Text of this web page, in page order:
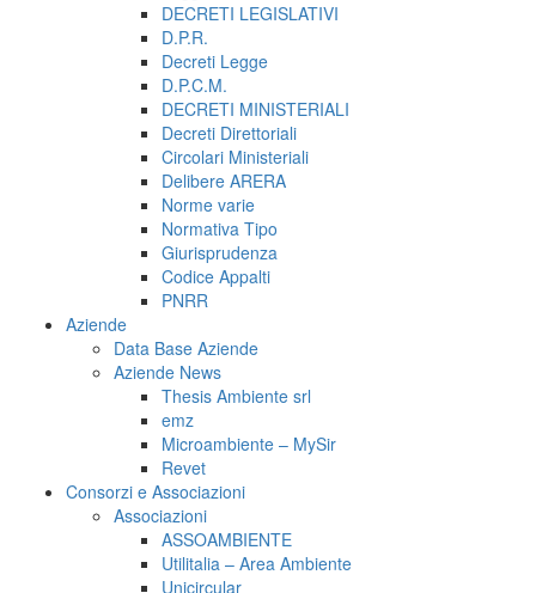
DECRETI LEGISLATIVI
D.P.R.
Decreti Legge
D.P.C.M.
DECRETI MINISTERIALI
Decreti Direttoriali
Circolari Ministeriali
Delibere ARERA
Norme varie
Normativa Tipo
Giurisprudenza
Codice Appalti
PNRR
Aziende
Data Base Aziende
Aziende News
Thesis Ambiente srl
emz
Microambiente – MySir
Revet
Consorzi e Associazioni
Associazioni
ASSOAMBIENTE
Utilitalia – Area Ambiente
Unicircular